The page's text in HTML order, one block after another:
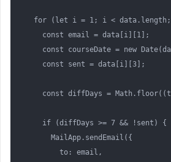
for (let i = 1; i <
    const email = data[i][1];
const courseDate = new
    const sent = data[i][3];
const diffDays =
    if (diffDays >= 7 && !sent) {
      MailApp.sendEmail({
        to: email,